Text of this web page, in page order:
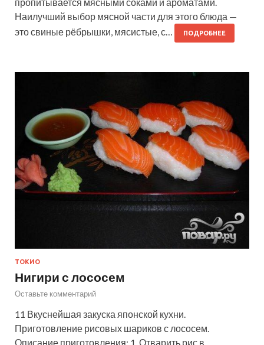
Наилучший выбор мясной части для этого блюда —
это свиные рёбрышки, мясистые, с…
ПОДРОБНЕЕ
ТОКИО
Нигири с лососем
Оставьте комментарий
11 Вкуснейшая закуска японской кухни.
Приготовление рисовых шариков с лососем.
Описание приготовления: 1. Отварить рис в